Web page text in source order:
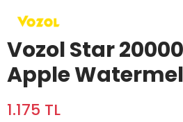
Vozol Star
Apple
1.175 TL